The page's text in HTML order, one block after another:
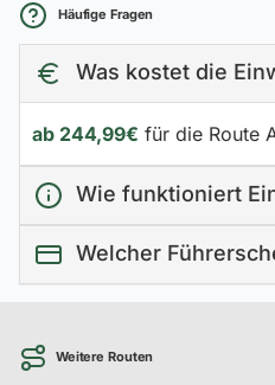
Häufige Fragen
Was kostet die
ab 244,99€ für die Route
Wie funktioniert
Welcher
Weitere Routen